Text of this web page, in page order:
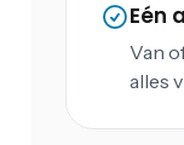
Eén
Van
alles